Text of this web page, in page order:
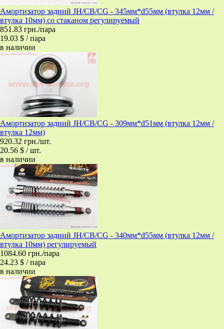
Амортизатор задний JH/CB/CG - 345мм*d55мм (втулка 12мм /
втулка 10мм) со стаканом регулируемый
851.83 грн./пара
19.03 $ / пара
в наличии
Амортизатор задний JH/CB/CG - 309мм*d51мм (втулка 12мм /
втулка 12мм)
920.32 грн./шт.
20.56 $ / шт.
в наличии
Амортизатор задний JH/CB/CG - 340мм*d55мм (втулка 12мм /
втулка 10мм) регулируемый
1084.60 грн./пара
24.23 $ / пара
в наличии